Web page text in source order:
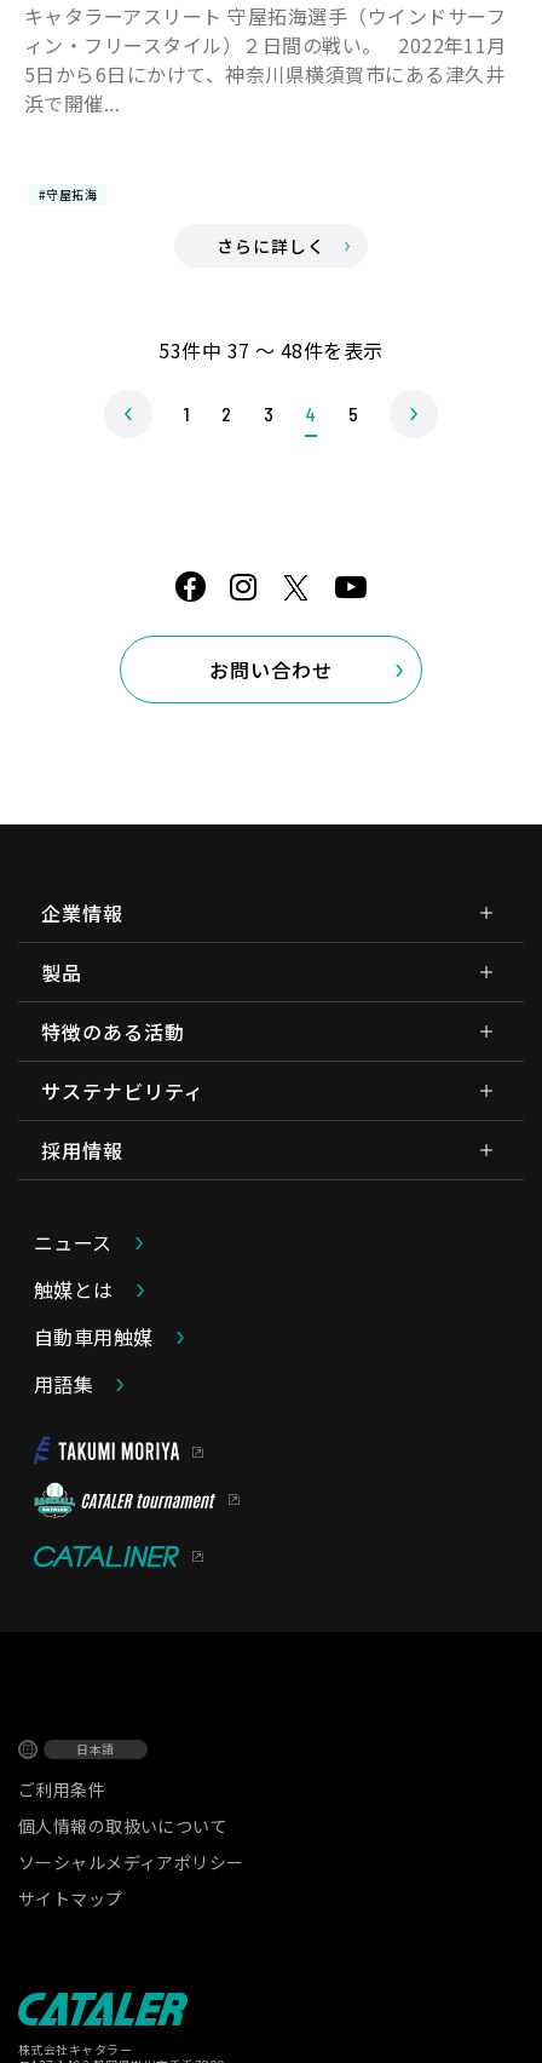
キャタラーアスリート 守屋拓海選手（ウインドサーフ
ィン・フリースタイル）２日間の戦い。 2022年11月
5日から6日にかけて、神奈川県横須賀市にある津久井
浜で開催...
#守屋拓海
さらに詳しく
53件中 37 ～ 48件を表示
1 2 3 4 5
お問い合わせ
企業情報
製品
特徴のある活動
サステナビリティ
採用情報
ニュース
触媒とは
自動車用触媒
用語集
株式会社キャタラー
日本語
ご利用条件
個人情報の取扱いについて
ソーシャルメディアポリシー
サイトマップ